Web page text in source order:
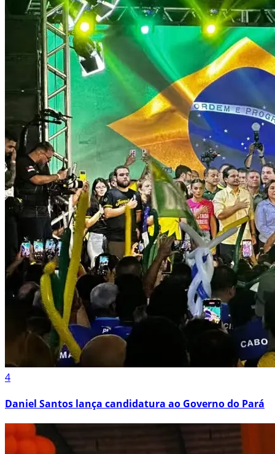
4
Daniel Santos lança candidatura ao Governo do Pará